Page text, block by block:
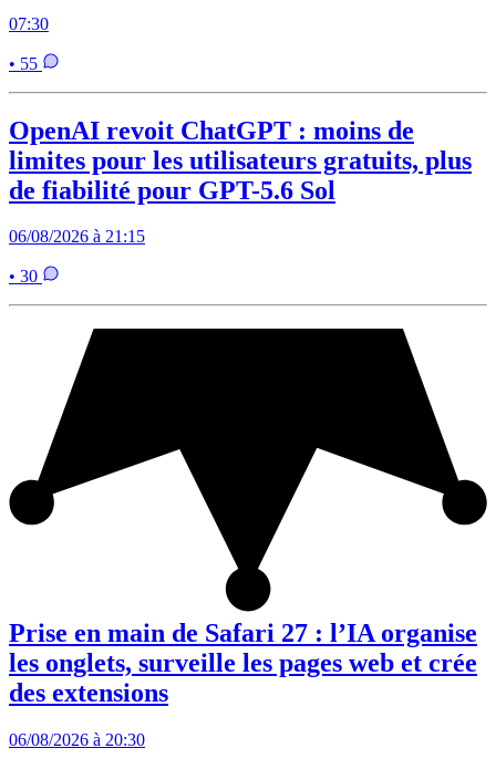
07:30
• 55
OpenAI revoit ChatGPT : moins de
limites pour les utilisateurs gratuits, plus
de fiabilité pour GPT-5.6 Sol
06/08/2026 à 21:15
• 30
Prise en main de Safari 27 : l’IA organise
les onglets, surveille les pages web et crée
des extensions
06/08/2026 à 20:30